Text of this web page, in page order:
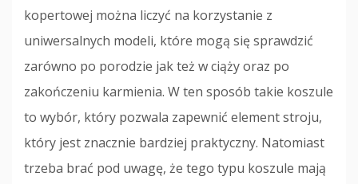
kopertowej można liczyć na korzystanie z
uniwersalnych modeli, które mogą się sprawdzić
zarówno po porodzie jak też w ciąży oraz po
zakończeniu karmienia. W ten sposób takie koszule
to wybór, który pozwala zapewnić element stroju,
który jest znacznie bardziej praktyczny. Natomiast
trzeba brać pod uwagę, że tego typu koszule mają